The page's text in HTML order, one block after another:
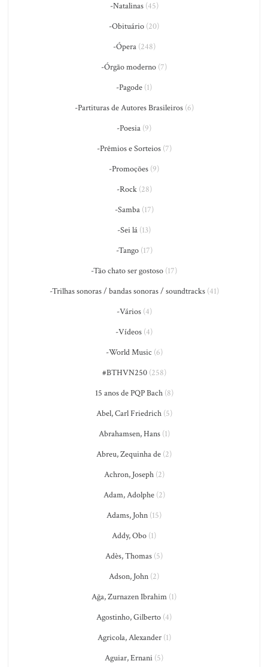
-Natalinas(45)
-Obituário (20)
-Ópera(248)
-Órgão moderno (7)
-Pagode (1)
-Partituras de Autores Brasileiros(6)
-Poesia (9)
-Prêmios e Sorteios(7)
-Promoções (9)
-Rock(28)
-Samba(17)
-Sei lá (13)
-Tango(17)
-Tão chato ser gostoso (17)
-Trilhas sonoras / bandas sonoras / soundtracks(41)
-Vários(4)
-Vídeos (4)
-World Music (6)
#BTHVN250(258)
15 anos de PQP Bach(8)
Abel, Carl Friedrich(5)
Abrahamsen, Hans(1)
Abreu, Zequinha de (2)
Achron, Joseph(2)
Adam, Adolphe(2)
Adams, John (15)
Addy, Obo (1)
Adès, Thomas (5)
Adson, John (2)
Ağa, Zurnazen Ibrahim (1)
Agostinho, Gilberto (4)
Agricola, Alexander(1)
Aguiar, Ernani (5)